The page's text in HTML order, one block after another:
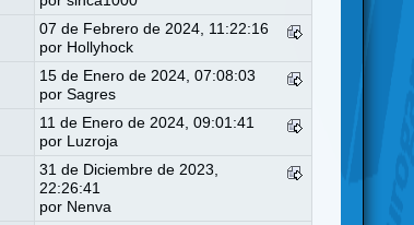
07 de Febrero de 2024, 11:22:16
por Hollyhock
15 de Enero de 2024, 07:08:03
porSagres
11 de Enero de 2024, 09:01:41
por Luzroja
31 de Diciembre de 2023,
22:26:41
por Nenva